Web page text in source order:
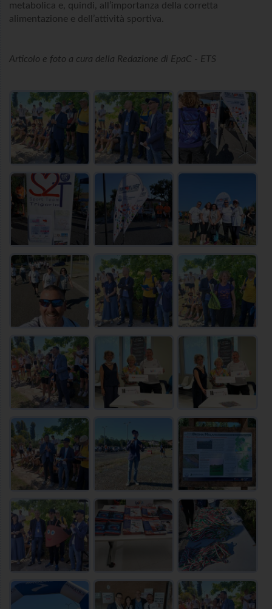
metabolica e, quindi, all’importanza della corretta
alimentazione e dell’attività sportiva.
Articolo e foto a cura della Redazione di EpaC - ETS